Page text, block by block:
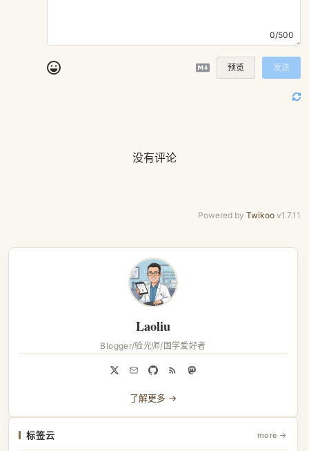
0/500
预览 发送
没有评论
Powered by Twikoo v1.7.11
Laoliu
Blogger/验光师/国学爱好者
了解更多 →
标签云 more →